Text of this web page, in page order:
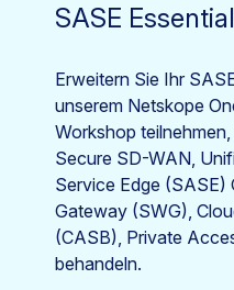
SASE
Erweitern Sie Ihr
unserem Netskope
Workshop
Secure SD-WAN,
Service Edge (SASE)
Gateway (SWG),
(CASB), Private
behandeln.